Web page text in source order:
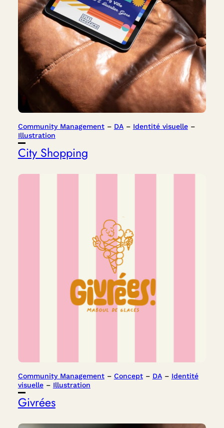
Community Management – DA – Identité visuelle
–
Illustration
City Shopping
Community Management – Concept – DA – Identité
visuelle – Illustration
Givrées